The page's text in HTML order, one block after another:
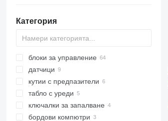
Категория
блоки за управление
датчици
кутии с предпазители
табло с уреди
ключалки за запалване
бордови компютри